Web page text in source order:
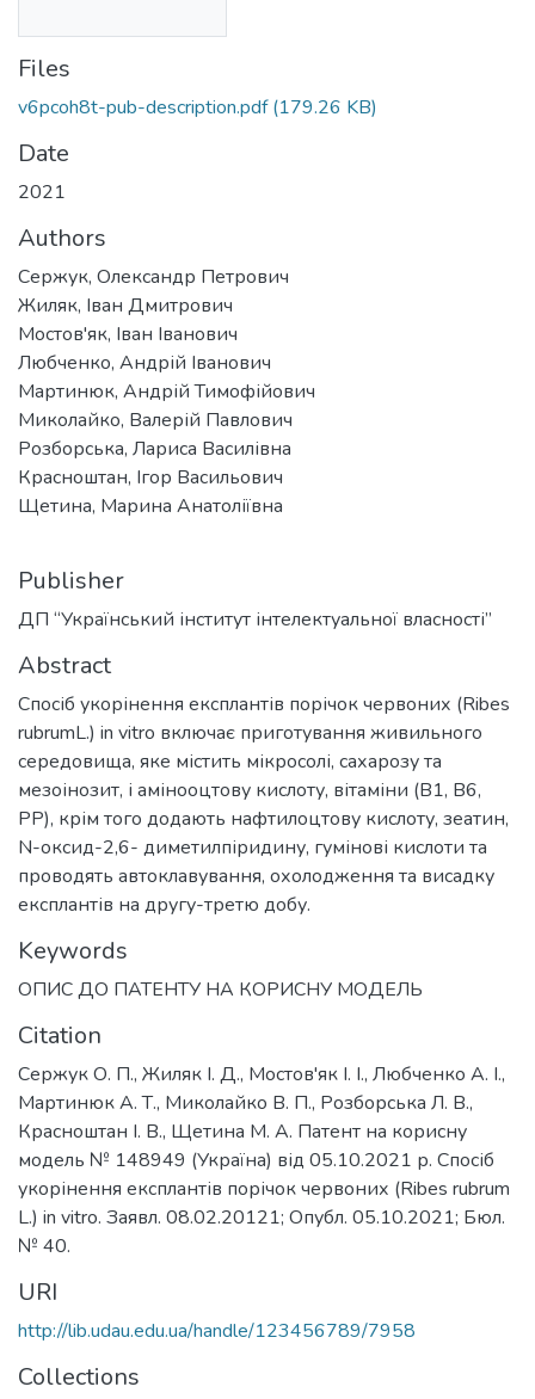
Files
v6pcoh8t-pub-description.pdf (179.26 KB)
Date
2021
Authors
Сержук, Олександр Петрович
Жиляк, Іван Дмитрович
Мостов'як, Іван Іванович
Любченко, Андрій Іванович
Мартинюк, Андрій Тимофійович
Миколайко, Валерій Павлович
Розборська, Лариса Василівна
Красноштан, Ігор Васильович
Щетина, Марина Анатоліївна
Publisher
ДП “Український інститут інтелектуальної власності”
Abstract
Спосіб укорінення експлантів порічок червоних (Ribes
rubrumL.) in vitro включає приготування живильного
середовища, яке містить мікросолі, сахарозу та
мезоінозит, і амінооцтову кислоту, вітаміни (В1, В6,
РР), крім того додають нафтилоцтову кислоту, зеатин,
N-оксид-2,6- диметилпіридину, гумінові кислоти та
проводять автоклавування, охолодження та висадку
експлантів на другу-третю добу.
Keywords
ОПИС ДО ПАТЕНТУ НА КОРИСНУ МОДЕЛЬ
Citation
Сержук О. П., Жиляк І. Д., Мостов'як І. І., Любченко А. І.,
Мартинюк А. Т., Миколайко В. П., Розборська Л. В.,
Красноштан І. В., Щетина М. А. Патент на корисну
модель № 148949 (Україна) від 05.10.2021 р. Спосіб
укорінення експлантів порічок червоних (Ribes rubrum
L.) in vitro. Заявл. 08.02.20121; Опубл. 05.10.2021; Бюл.
№ 40.
URI
http://lib.udau.edu.ua/handle/123456789/7958
Collections